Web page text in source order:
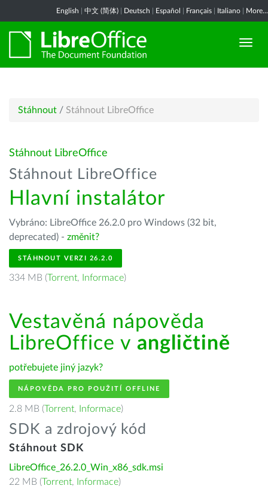
English 中文 (简体) Deutsch Español Français Italiano More...
Stáhnout / Stáhnout LibreOffice
Stáhnout LibreOffice
Stáhnout LibreOffice
Hlavní instalátor
Vybráno: LibreOffice 26.2.0 pro Windows (32 bit,
deprecated) - změnit?
STÁHNOUT VERZI 26.2.0
334 MB (Torrent, Informace)
Vestavěná nápověda
LibreOffice v angličtině
potřebujete jiný jazyk?
NÁPOVĚDA PRO POUŽITÍ OFFLINE
2.8 MB (Torrent, Informace)
SDK a zdrojový kód
Stáhnout SDK
LibreOffice_26.2.0_Win_x86_sdk.msi
22 MB (Torrent, Informace)